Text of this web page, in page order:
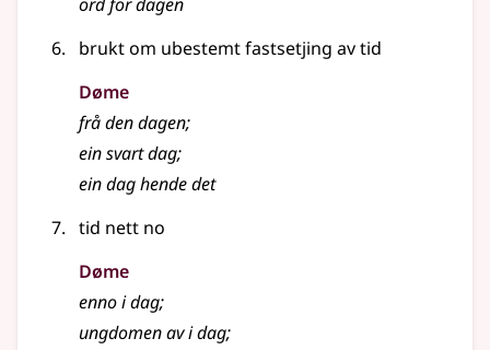
brukt om ubestemt fastsetjing av tid
Døme
frå den dagen;
ein svart dag;
ein dag hende det
tid nett no
Døme
enno i dag;
ungdomen av i dag;